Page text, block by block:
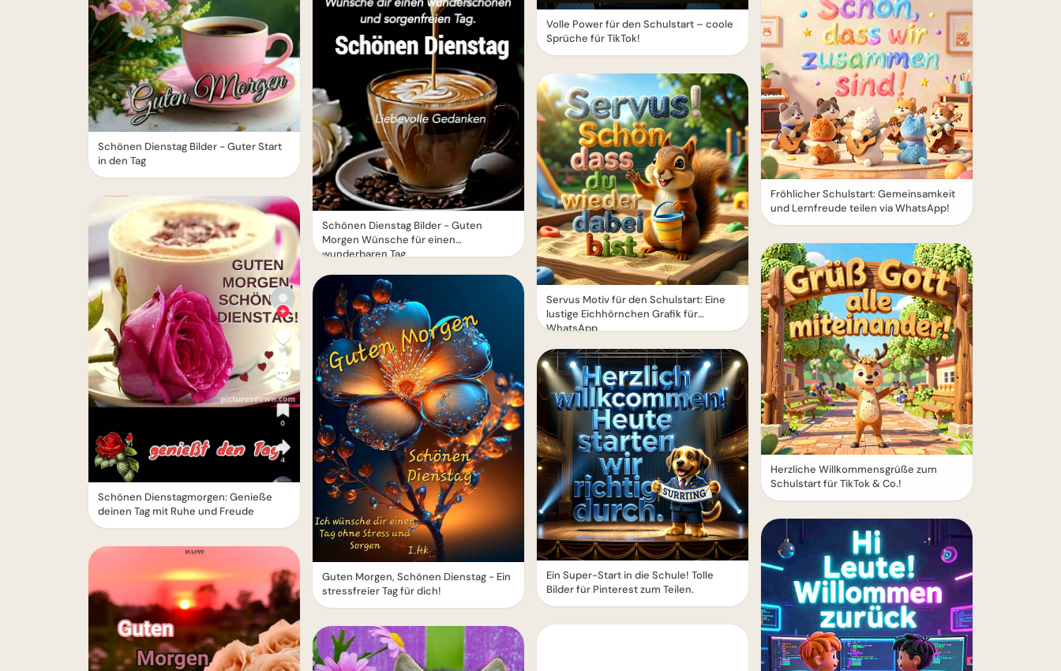
Schönen Dienstag Bilder - Guter Start
in den Tag
Schönen Dienstagmorgen: Genieße
deinen Tag mit Ruhe und Freude
Schönen Dienstag Bilder - Guten
Morgen Wünsche für einen
wunderbaren Tag
Guten Morgen, Schönen Dienstag - Ein
stressfreier Tag für dich!
Volle Power für den Schulstart – coole
Sprüche für TikTok!
Servus Motiv für den Schulstart: Eine
lustige Eichhörnchen Grafik für
WhatsApp
Ein Super-Start in die Schule! Tolle
Bilder für Pinterest zum Teilen.
Fröhlicher Schulstart: Gemeinsamkeit
und Lernfreude teilen via WhatsApp!
Herzliche Willkommensgrüße zum
Schulstart für TikTok & Co.!